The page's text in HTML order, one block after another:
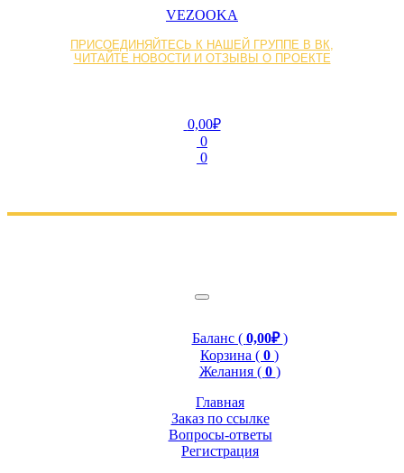
VEZOOKA
ПРИСОЕДИНЯЙТЕСЬ К НАШЕЙ ГРУППЕ В ВК,
ЧИТАЙТЕ НОВОСТИ И ОТЗЫВЫ О ПРОЕКТЕ
0,00₽
0
0
Баланс ( 0,00₽)
Корзина ( 0 )
Желания ( 0 )
Главная
Заказ по ссылке
Вопросы-ответы
Регистрация